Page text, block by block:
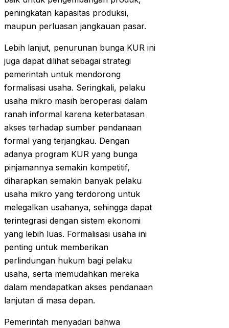
peningkatan kapasitas produksi,
maupun perluasan jangkauan pasar.
Lebih lanjut, penurunan bunga KUR ini
juga dapat dilihat sebagai strategi
pemerintah untuk mendorong
formalisasi usaha. Seringkali, pelaku
usaha mikro masih beroperasi dalam
ranah informal karena keterbatasan
akses terhadap sumber pendanaan
formal yang terjangkau. Dengan
adanya program KUR yang bunga
pinjamannya semakin kompetitif,
diharapkan semakin banyak pelaku
usaha mikro yang terdorong untuk
melegalkan usahanya, sehingga dapat
terintegrasi dengan sistem ekonomi
yang lebih luas. Formalisasi usaha ini
penting untuk memberikan
perlindungan hukum bagi pelaku
usaha, serta memudahkan mereka
dalam mendapatkan akses pendanaan
lanjutan di masa depan.
Pemerintah menyadari bahwa